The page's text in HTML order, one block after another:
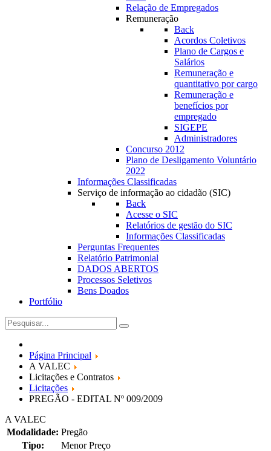
Relação de Empregados
Remuneração
Back
Acordos Coletivos
Plano de Cargos e
Salários
Remuneração e
quantitativo por cargo
Remuneração e
benefícios por
empregado
SIGEPE
Administradores
Concurso 2012
Plano de Desligamento Voluntário
2022
Informações Classificadas
Serviço de informação ao cidadão (SIC)
Back
Acesse o SIC
Relatórios de gestão do SIC
Informações Classificadas
Perguntas Frequentes
Relatório Patrimonial
DADOS ABERTOS
Processos Seletivos
Bens Doados
Portfólio
Página Principal
A VALEC
Licitações e Contratos
Licitações
PREGÃO - EDITAL Nº 009/2009
A VALEC
Modalidade: Pregão
Tipo:
Menor Preço